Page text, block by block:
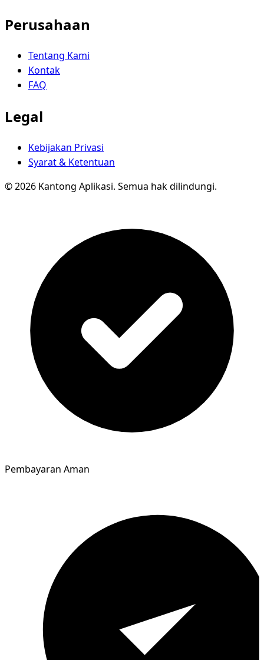
Perusahaan
Tentang Kami
Kontak
FAQ
Legal
Kebijakan Privasi
Syarat & Ketentuan
© 2026 Kantong Aplikasi. Semua hak dilindungi.
Pembayaran Aman